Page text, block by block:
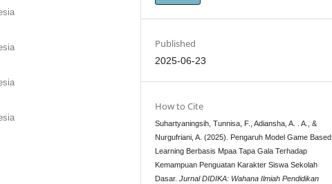
Published
2025-06-23
How to Cite
Suhartyaningsih, Tunnisa, F., Adiansha, A. . A., &
Nurgufriani, A. (2025). Pengaruh Model Game Based
Learning Berbasis Mpaa Tapa Gala Terhadap
Kemampuan Penguatan Karakter Siswa Sekolah
Dasar.Jurnal DIDIKA: Wahana Ilmiah Pendidikan